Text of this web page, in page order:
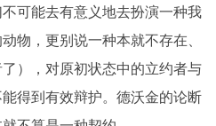
可能去有意义地去扮演一种我
物，更别说一种本就不存在、
），对原初状态中的立约者与
得到有效辩护。德沃金的论断